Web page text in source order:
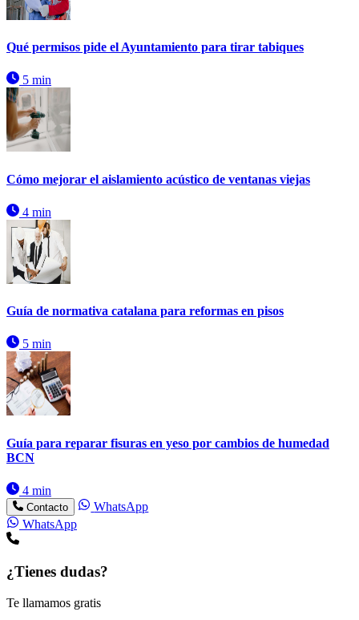
Qué permisos pide el Ayuntamiento para tirar tabiques
5 min
Cómo mejorar el aislamiento acústico de ventanas viejas
4 min
Guía de normativa catalana para reformas en pisos
5 min
Guía para reparar fisuras en yeso por cambios de humedad
BCN
4 min
Contacto
WhatsApp
WhatsApp
¿Tienes dudas?
Te llamamos gratis